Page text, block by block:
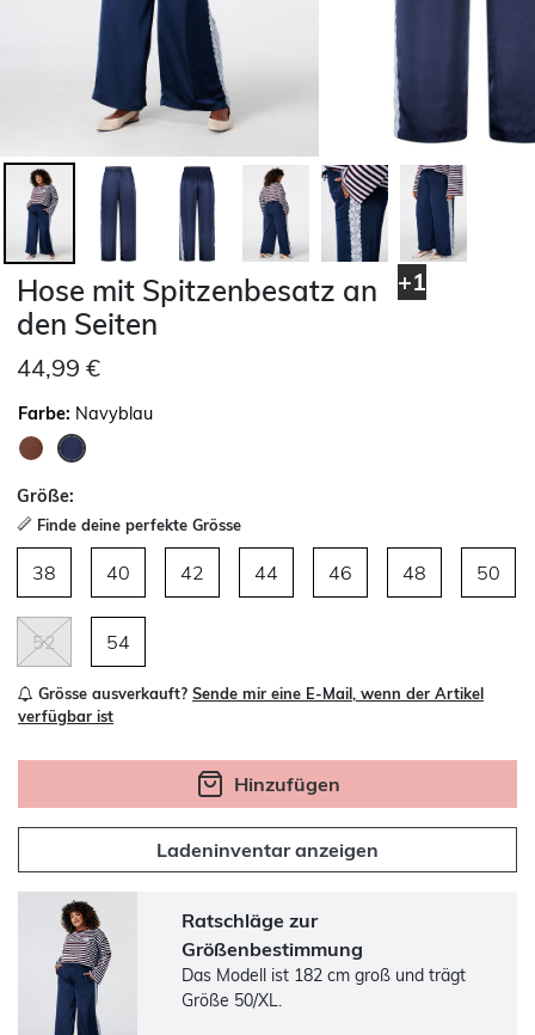
+1
Hose mit Spitzenbesatz an
den Seiten
44,99 €
Farbe: Navyblau
Größe:
Finde deine perfekte Grösse
38 40 42 44 46 48 50
52 54
Grösse ausverkauft? Sende mir eine E-Mail, wenn der Artikel
verfügbar ist
Hinzufügen
Ladeninventar anzeigen
Ratschläge zur
Größenbestimmung
Das Modell ist 182 cm groß und trägt
Größe 50/XL.